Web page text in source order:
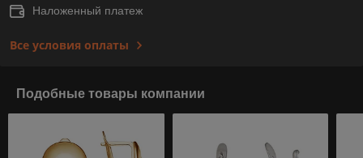
Наложенный платеж
Все условия оплаты
Подобные товары компании